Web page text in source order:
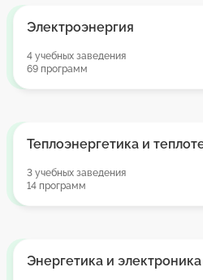
Электроэнергия
4 учебных заведения
69 программ
Теплоэнергетика и
3 учебных заведения
14 программ
Энергетика и электроника